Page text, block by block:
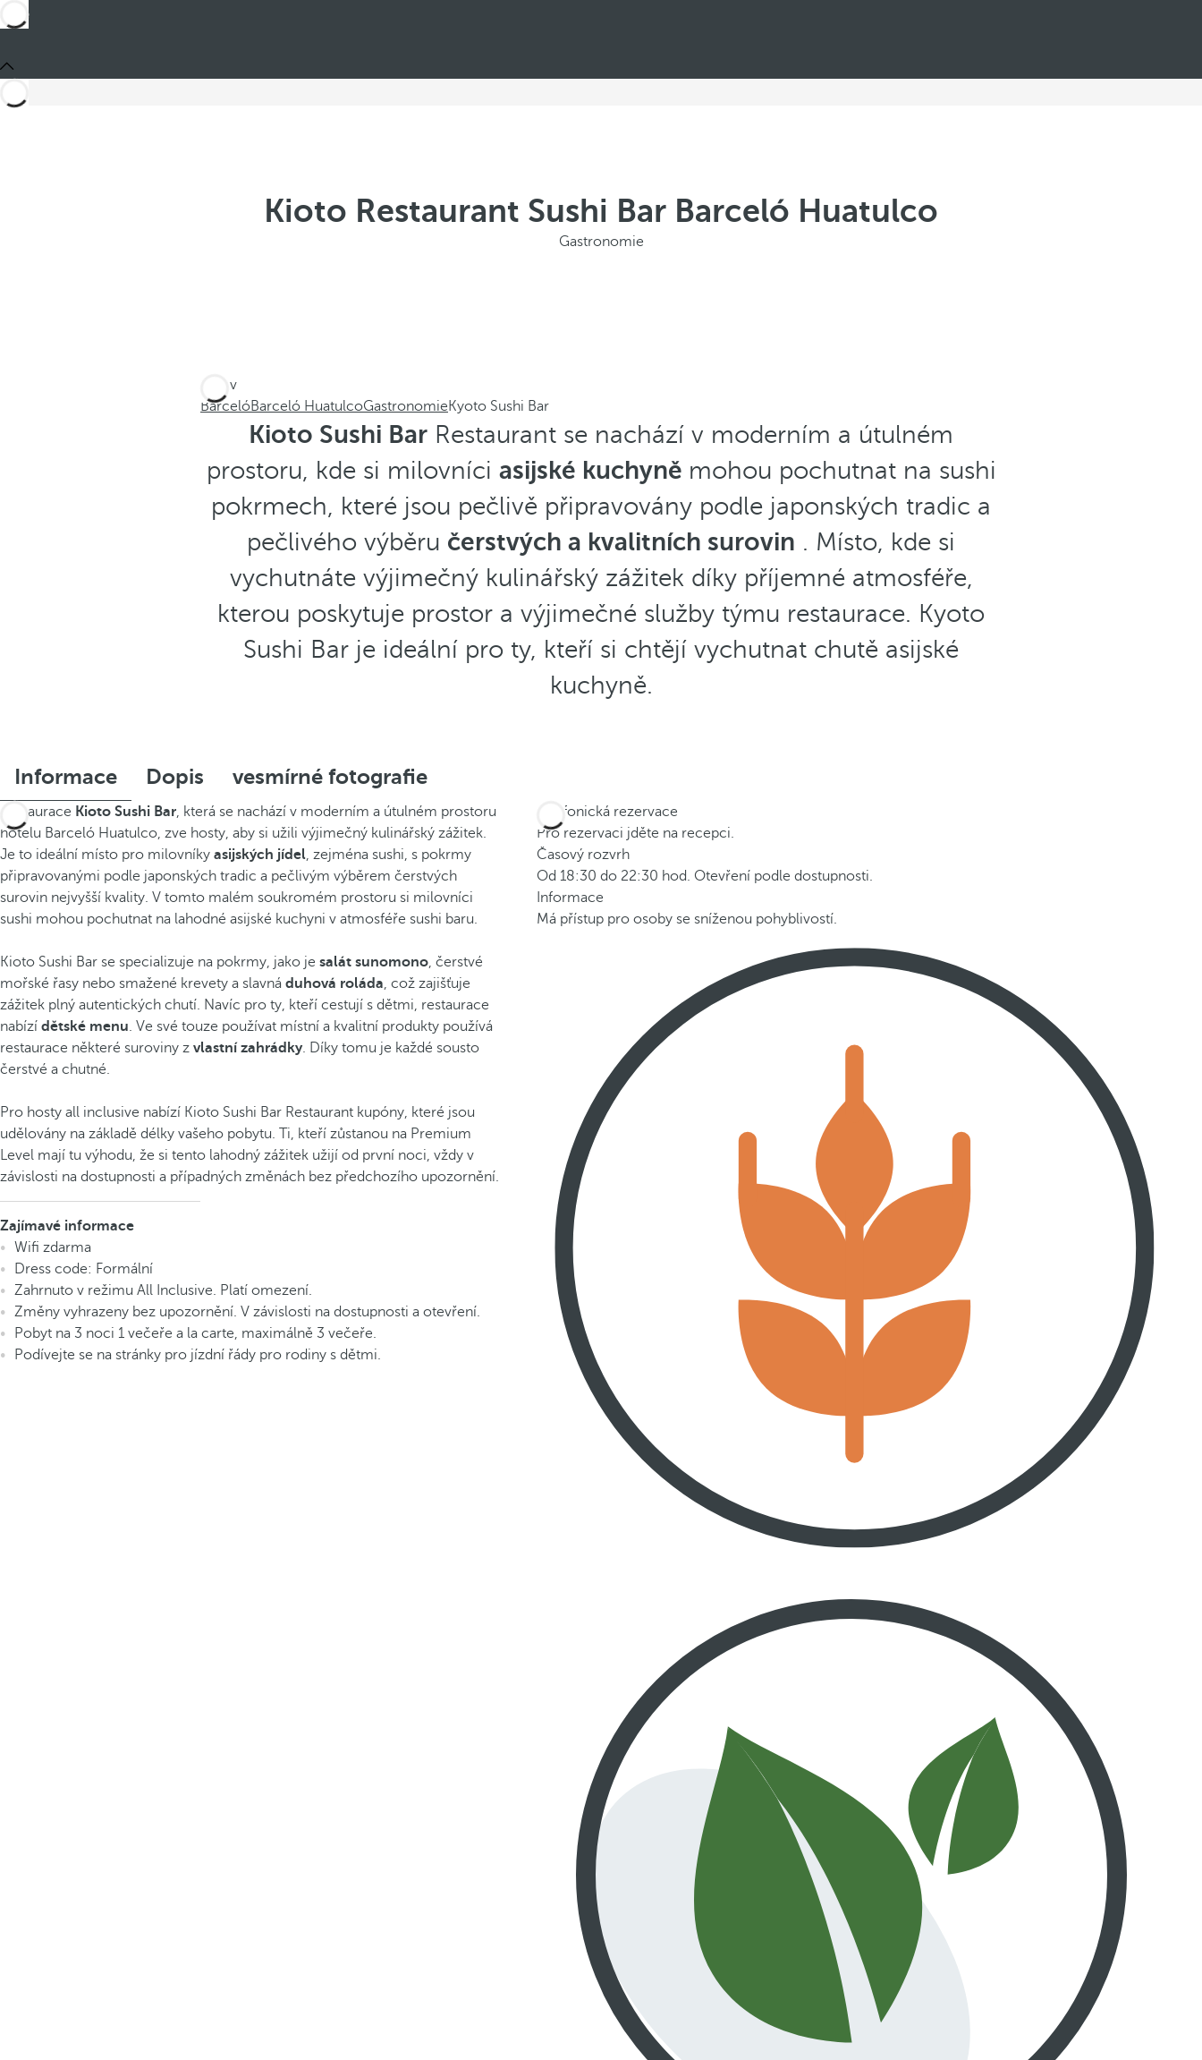
Kioto Restaurant Sushi Bar Barceló Huatulco
Gastronomie
Jste v
BarcelóBarceló HuatulcoGastronomieKyoto Sushi Bar
Kioto Sushi Bar Restaurant se nachází v moderním a útulném
prostoru, kde si milovníci asijské kuchyně mohou pochutnat na sushi
pokrmech, které jsou pečlivě připravovány podle japonských tradic a
pečlivého výběru čerstvých a kvalitních surovin . Místo, kde si
vychutnáte výjimečný kulinářský zážitek díky příjemné atmosféře,
kterou poskytuje prostor a výjimečné služby týmu restaurace. Kyoto
Sushi Bar je ideální pro ty, kteří si chtějí vychutnat chutě asijské
kuchyně.
Informace Dopis vesmírné fotografie
Restaurace Kioto Sushi Bar, která se nachází v moderním a útulném prostoru
hotelu Barceló Huatulco, zve hosty, aby si užili výjimečný kulinářský zážitek.
Je to ideální místo pro milovníky asijských jídel, zejména sushi, s pokrmy
připravovanými podle japonských tradic a pečlivým výběrem čerstvých
surovin nejvyšší kvality. V tomto malém soukromém prostoru si milovníci
sushi mohou pochutnat na lahodné asijské kuchyni v atmosféře sushi baru.
Kioto Sushi Bar se specializuje na pokrmy, jako je salát sunomono, čerstvé
mořské řasy nebo smažené krevety a slavná duhová roláda, což zajišťuje
zážitek plný autentických chutí. Navíc pro ty, kteří cestují s dětmi, restaurace
nabízí dětské menu. Ve své touze používat místní a kvalitní produkty používá
restaurace některé suroviny z vlastní zahrádky. Díky tomu je každé sousto
čerstvé a chutné.
Pro hosty all inclusive nabízí Kioto Sushi Bar Restaurant kupóny, které jsou
udělovány na základě délky vašeho pobytu. Ti, kteří zůstanou na Premium
Level mají tu výhodu, že si tento lahodný zážitek užijí od první noci, vždy v
závislosti na dostupnosti a případných změnách bez předchozího upozornění.
Zajímavé informace
Wifi zdarma
Dress code: Formální
Zahrnuto v režimu All Inclusive. Platí omezení.
Změny vyhrazeny bez upozornění. V závislosti na dostupnosti a otevření.
Pobyt na 3 noci 1 večeře a la carte, maximálně 3 večeře.
Podívejte se na stránky pro jízdní řády pro rodiny s dětmi.
Telefonická rezervace
Pro rezervaci jděte na recepci.
Časový rozvrh
Od 18:30 do 22:30 hod. Otevření podle dostupnosti.
Informace
Má přístup pro osoby se sníženou pohyblivostí.